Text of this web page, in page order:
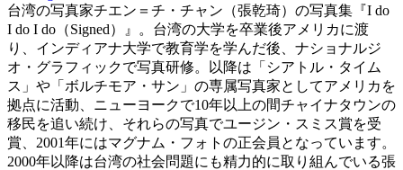
台湾の写真家チエン＝チ・チャン（張乾琦）の写真集『I do
I do I do（Signed）』。台湾の大学を卒業後アメリカに渡
り、インディアナ大学で教育学を学んだ後、ナショナルジ
オ・グラフィックで写真研修。以降は「シアトル・タイム
ス」や「ボルチモア・サン」の専属写真家としてアメリカを
拠点に活動、ニューヨークで10年以上の間チャイナタウンの
移民を追い続け、それらの写真でユージン・スミス賞を受
賞、2001年にはマグナム・フォトの正会員となっています。
2000年以降は台湾の社会問題にも精力的に取り組んでいる張